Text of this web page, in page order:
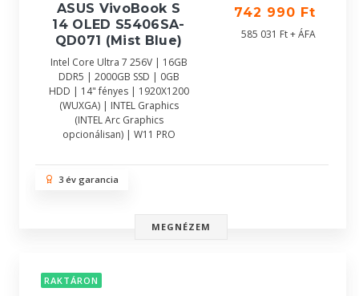
ASUS VivoBook S
14 OLED S5406SA-
QD071 (Mist Blue)
Intel Core Ultra 7 256V | 16GB
DDR5 | 2000GB SSD | 0GB
HDD | 14" fényes | 1920X1200
(WUXGA) | INTEL Graphics
(INTEL Arc Graphics
opcionálisan) | W11 PRO
742 990 Ft
585 031 Ft + ÁFA
3 év garancia
MEGNÉZEM
RAKTÁRON